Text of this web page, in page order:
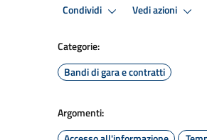
Condividi Vedi azioni
Categorie:
Bandi di gara e contratti
Argomenti: